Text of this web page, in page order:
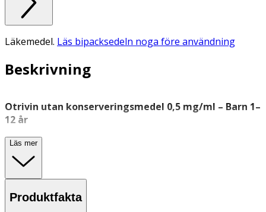
Läkemedel. Läs bipacksedeln noga före användning
Beskrivning
Otrivin utan konserveringsmedel 0,5 mg/ml – Barn 1–
12 år
Otrivin utan konserveringsmedel 0,5 mg/ml är ett
receptfritt läkemedel i nässprayform som används för att
lindra
bihåleinflammation hos barn mellan 1 och 12 år.
Produkten innehåller xylometazolinhydroklorid, som
Läs mer
Produktfakta